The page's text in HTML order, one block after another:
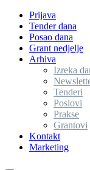
Prijava
Tender dana
Posao dana
Grant nedjelje
Arhiva
Izreka
Tenderi
Poslovi
Prakse
Grantovi
Kontakt
Marketing